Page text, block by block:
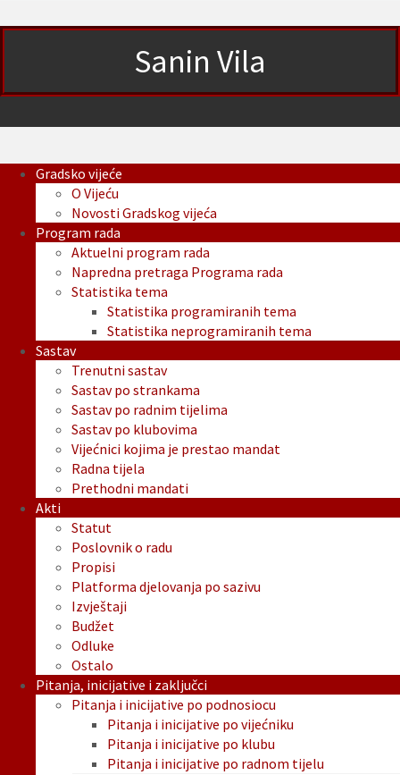
Sanin Vila
Gradsko vijeće
O Vijeću
Novosti Gradskog vijeća
Program rada
Aktuelni program rada
Napredna pretraga Programa rada
Statistika tema
Statistika programiranih tema
Statistika neprogramiranih tema
Sastav
Trenutni sastav
Sastav po strankama
Sastav po radnim tijelima
Sastav po klubovima
Vijećnici kojima je prestao mandat
Radna tijela
Prethodni mandati
Akti
Statut
Poslovnik o radu
Propisi
Platforma djelovanja po sazivu
Izvještaji
Budžet
Odluke
Ostalo
Pitanja, inicijative i zaključci
Pitanja i inicijative po podnosiocu
Pitanja i inicijative po vijećniku
Pitanja i inicijative po klubu
Pitanja i inicijative po radnom tijelu